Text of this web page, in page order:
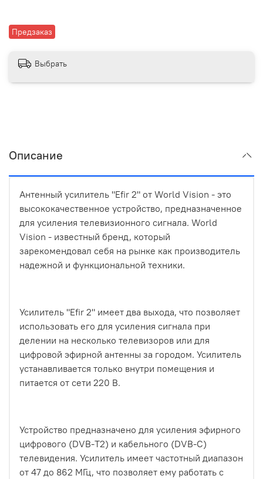
Предзаказ
Выбрать
Описание
Антенный усилитель "Efir 2" от World Vision - это
высококачественное устройство, предназначенное
для усиления телевизионного сигнала. World
Vision - известный бренд, который
зарекомендовал себя на рынке как производитель
надежной и функциональной техники.
Усилитель "Efir 2" имеет два выхода, что позволяет
использовать его для усиления сигнала при
делении на несколько телевизоров или для
цифровой эфирной антенны за городом. Усилитель
устанавливается только внутри помещения и
питается от сети 220 В.
Устройство предназначено для усиления эфирного
цифрового (DVB-T2) и кабельного (DVB-C)
телевидения. Усилитель имеет частотный диапазон
от 47 до 862 МГц, что позволяет ему работать с